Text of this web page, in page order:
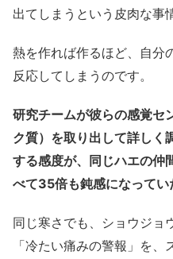
出てしまうという皮肉な事
熱を作れば作るほど、自分
反応してしまうのです。
研究チームが彼らの感覚セ
ク質）を取り出して詳しく
する感度が、同じハエの仲
べて35倍も鈍感になってい
同じ寒さでも、ショウジョ
「冷たい痛みの警報」を